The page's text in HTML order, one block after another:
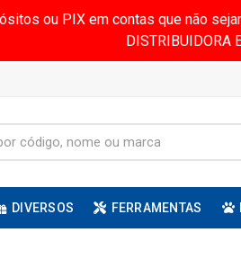
ou PIX em contas que não
DISTRIBUIDORA
DIVERSOS FERRAMENTAS